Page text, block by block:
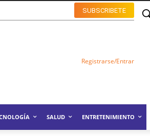
SUBSCRIBETE
Registrarse/Entrar
SALUD ENTRETENIMIENTO